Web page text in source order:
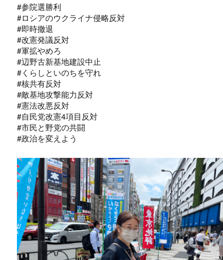
#参院選勝利
#ロシアのウクライナ侵略反対
#即時撤退
#改憲発議反対
#軍拡やめろ
#辺野古新基地建設中止
#くらしといのちを守れ
#核共有反対
#敵基地攻撃能力反対
#憲法改悪反対
#自民党改憲4項目反対
#市民と野党の共闘
#政治を変えよう